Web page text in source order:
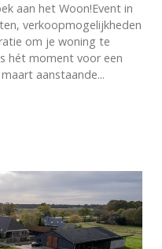
aan het Woon!Event in
verkoopmogelijkheden
om je woning te
hét moment voor een
aanstaande...